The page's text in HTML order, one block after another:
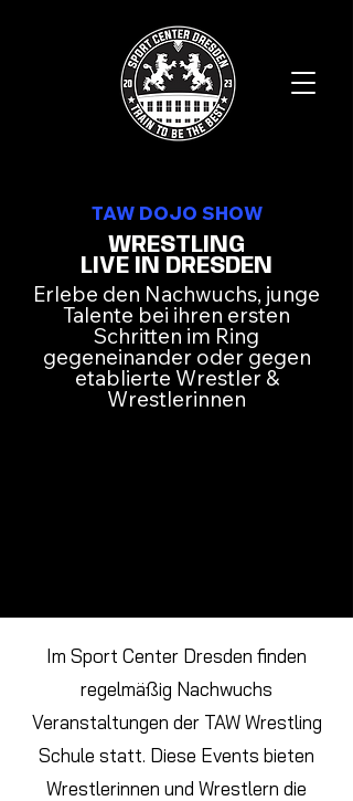
TAW DOJO SHOW
WRESTLING
LIVE IN DRESDEN
Erlebe den Nachwuchs, junge
Talente bei ihren ersten
Schritten im Ring
gegeneinander oder gegen
etablierte Wrestler &
Wrestlerinnen
Im Sport Center Dresden finden
regelmäßig Nachwuchs
Veranstaltungen der TAW Wrestling
Schule statt. Diese Events bieten
Wrestlerinnen und Wrestlern die